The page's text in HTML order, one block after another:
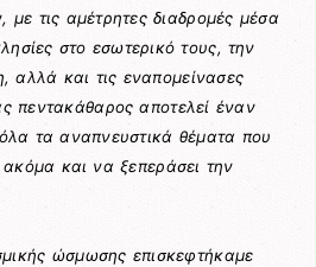
τις αμέτρητες διαδρομές μέσα
στο εσωτερικό τους, την
αλλά και τις εναπομείνασες
πεντακάθαρος αποτελεί έναν
τα αναπνευστικά θέματα που
ακόμα και να ξεπεράσει την
ώσμωσης επισκεφτήκαμε